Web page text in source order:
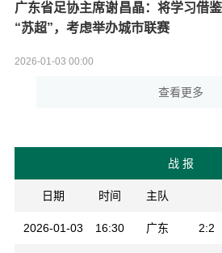
查看更多
广东省足协主席谢昌晶：将学习借鉴
“苏超”，考虑举办城市联赛
2026-01-03 00:00
战 报
日期 时间 主队
2026-01-03 16:30 广东 2:2